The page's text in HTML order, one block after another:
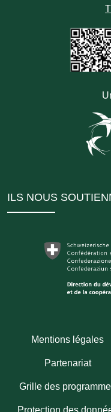
ILS NOUS
Mentions légales
Partenariat
Grille des
Protection des